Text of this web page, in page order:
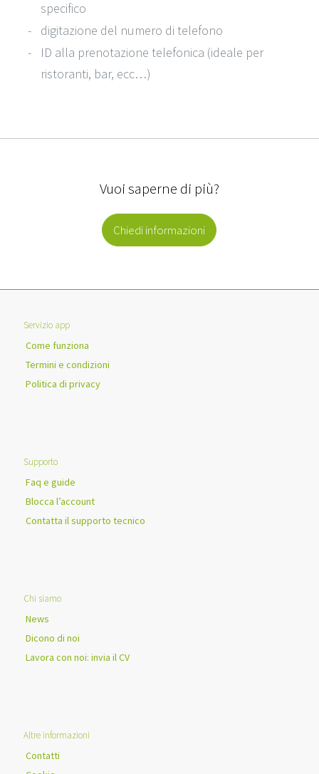
specifico
digitazione del numero di telefono
ID alla prenotazione telefonica (ideale per
ristoranti, bar, ecc…)
Vuoi saperne di più?
Chiedi informazioni
Servizio app
Come funziona
Termini e condizioni
Politica di privacy
Supporto
Faq e guide
Blocca l’account
Contatta il supporto tecnico
Chi siamo
News
Dicono di noi
Lavora con noi: invia il CV
Altre informazioni
Contatti